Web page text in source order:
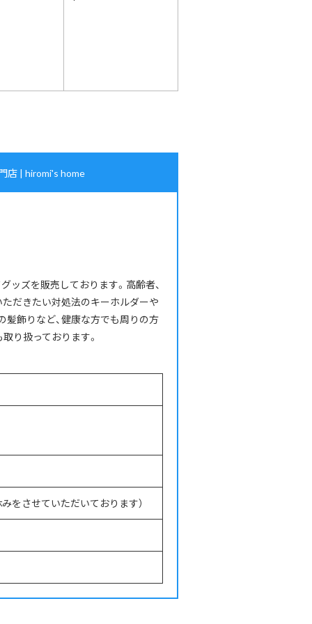
店 | hiromi's home
ズを販売しております。高齢者、
だきたい対処法のキーホルダーや
飾りなど、健康な方でも周りの方
り扱っております。
をさせていただいております）